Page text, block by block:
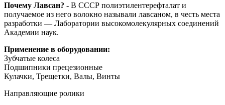
Почему Лавсан? - В СССР полиэтилентерефталат и
получаемое из него волокно называли лавсаном, в честь места
разработки — Лаборатории высокомолекулярных соединений
Академии наук.
Применение в оборудовании:
Зубчатые колеса
Подшипники прецезионные
Кулачки, Трещетки, Валы, Винты
Направляющие ролики